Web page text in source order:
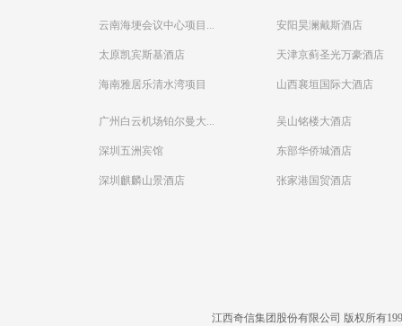
云南海埂会议中心项目...
太原凯宾斯基酒店
海南雅居乐清水湾项目
广州白云机场铂尔曼大...
深圳五洲宾馆
深圳麒麟山景酒店
安阳昊澜戴斯酒店
天津京蓟圣光万豪酒店
山西襄垣国际大酒店
吴山铭楼大酒店
东部华侨城酒店
张家港国贸酒店
江西奇信集团股份有限公司 版权所有